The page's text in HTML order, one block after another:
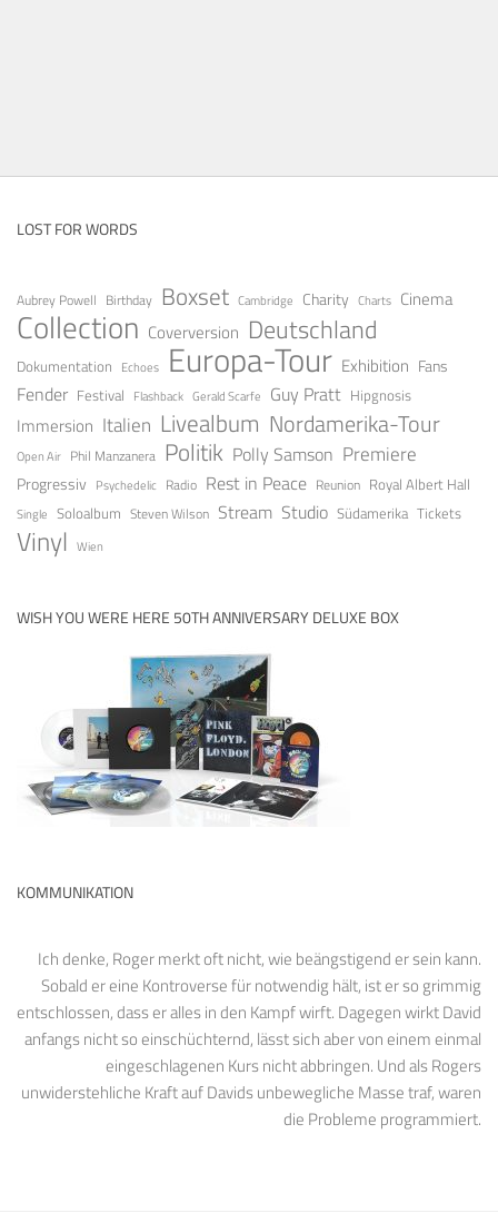
LOST FOR WORDS
Aubrey Powell Birthday Boxset Cambridge Charity Charts Cinema
Collection Coverversion Deutschland
Dokumentation Echoes Europa-Tour Exhibition Fans
Fender Festival Flashback Gerald Scarfe Guy Pratt Hipgnosis
Immersion Italien Livealbum Nordamerika-Tour
Open Air Phil Manzanera Politik Polly Samson Premiere
Progressiv Psychedelic Radio Rest in Peace Reunion Royal Albert Hall
Single Soloalbum Steven Wilson Stream Studio Südamerika Tickets
Vinyl Wien
WISH YOU WERE HERE 50TH ANNIVERSARY DELUXE BOX
KOMMUNIKATION
Ich denke, Roger merkt oft nicht, wie beängstigend er sein kann.
Sobald er eine Kontroverse für notwendig hält, ist er so grimmig
entschlossen, dass er alles in den Kampf wirft. Dagegen wirkt David
anfangs nicht so einschüchternd, lässt sich aber von einem einmal
eingeschlagenen Kurs nicht abbringen. Und als Rogers
unwiderstehliche Kraft auf Davids unbewegliche Masse traf, waren
die Probleme programmiert.